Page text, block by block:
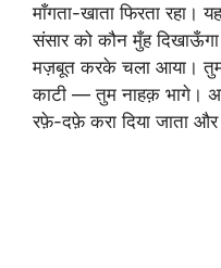
माँगता-खाता फिरता रहा।
संसार को कौन मुँह
मज़बूत करके चला आया।
काटी — तुम नाहक़ भागे।
रफ़े-दफ़े करा दिया जाता और